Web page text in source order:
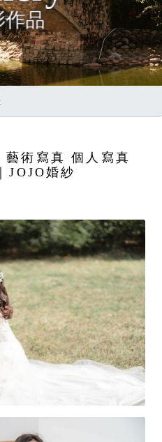
術寫真 個人寫真
JOJO婚紗